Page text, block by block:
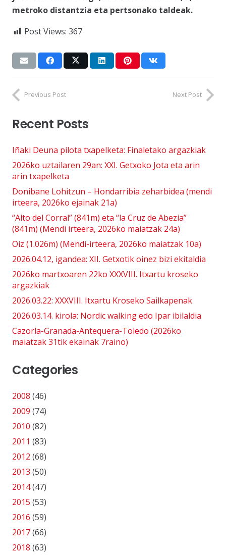
metroko distantzia eta pertsonako taldeak.
Post Views: 367
Previous Post Next Post
Recent Posts
Iñaki Deuna pilota txapelketa: Finaletako argazkiak
2026ko uztailaren 29an: XXI. Getxoko Jota eta arin
arin txapelketa
Donibane Lohitzun – Hondarribia zeharbidea (mendi
irteera, 2026ko ejainak 21a)
“Alto del Corral” (841m) eta “la Cruz de Abezia”
(841m) (Mendi irteera, 2026ko maiatzak 24a)
Oiz (1.026m) (Mendi-irteera, 2026ko maiatzak 10a)
2026.04.12, igandea: XII. Getxotik oinez bizi ekitaldia
2026ko martxoaren 22ko XXXVIII. Itxartu kroseko
argazkiak
2026.03.22: XXXVIII. Itxartu Kroseko Sailkapenak
2026.03.14. kirola: Nordic walking edo Ipar ibilaldia
Cazorla-Granada-Antequera-Toledo (2026ko
maiatzak 31tik ekainak 7raino)
Categories
2008 (46)
2009 (74)
2010 (82)
2011 (83)
2012 (68)
2013 (50)
2014(47)
2015 (53)
2016 (59)
2017(66)
2018 (63)